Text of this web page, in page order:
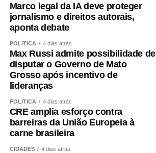
Marco legal da IA deve proteger
jornalismo e direitos autorais,
aponta debate
POLÍTICA 4 dias atrás
Max Russi admite possibilidade de
disputar o Governo de Mato
Grosso após incentivo de
lideranças
POLÍTICA 4 dias atrás
CRE amplia esforço contra
barreiras da União Europeia à
carne brasileira
CIDADES 4 dias atrás